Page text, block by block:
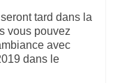
tard dans la
vous pouvez
avec
dans le